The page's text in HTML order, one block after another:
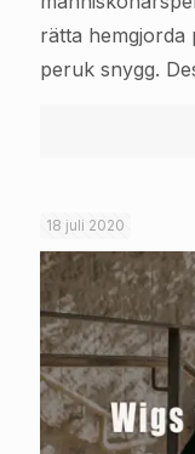
rätta
peruk snygg.
18 juli 2020